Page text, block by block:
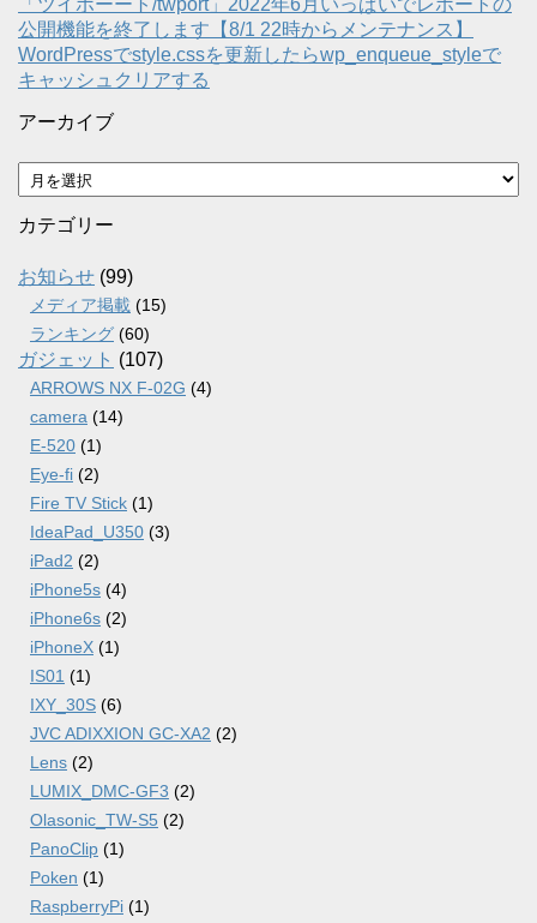
「ツイポーート/twport」2022年6月いっぱいでレポートの
公開機能を終了します【8/1 22時からメンテナンス】
WordPressでstyle.cssを更新したらwp_enqueue_styleで
キャッシュクリアする
アーカイブ
ア
ー
カ
ブ
カテゴリー
お知らせ (99)
メディア掲載 (15)
ランキング (60)
ガジェット (107)
ARROWS NX F-02G (4)
camera (14)
E-520 (1)
Eye-fi (2)
Fire TV Stick (1)
IdeaPad_U350 (3)
iPad2 (2)
iPhone5s (4)
iPhone6s (2)
iPhoneX (1)
IS01 (1)
IXY_30S (6)
JVC ADIXXION GC-XA2 (2)
Lens (2)
LUMIX_DMC-GF3 (2)
Olasonic_TW-S5 (2)
PanoClip (1)
Poken (1)
RaspberryPi (1)